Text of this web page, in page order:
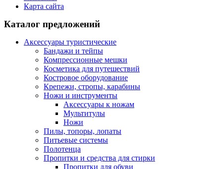
Карта сайта
Каталог предложений
Аксессуары туристические
Бандажи и тейпы
Компрессионные мешки
Косметика для путешествий
Костровое оборудование
Крепежи, стропы, карабины
Ножи и инструменты
Аксессуары к ножам
Мультитулы
Ножи
Пилы, топоры, лопаты
Питьевые системы
Полотенца
Пропитки и средства для стирки
Пропитки для обуви